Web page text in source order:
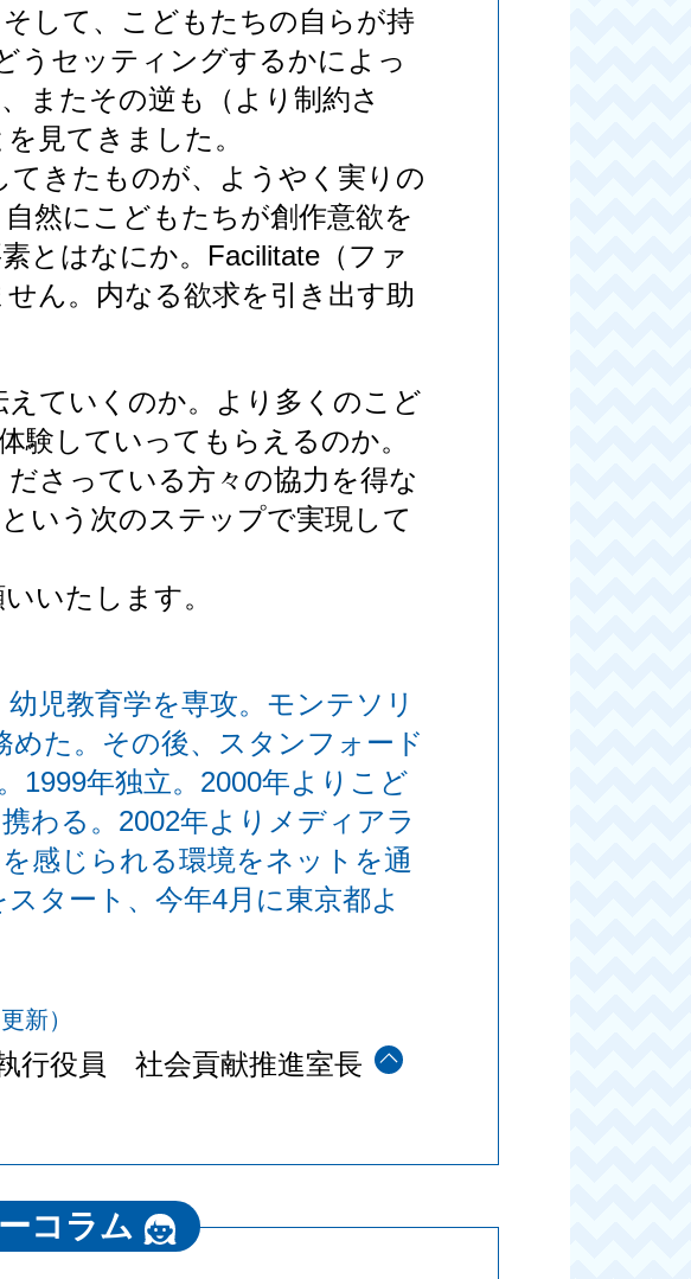
して、こどもたちの自らが持
うセッティングするかによっ
またその逆も（より制約さ
見てきました。
てきたものが、ようやく実りの
然にこどもたちが創作意欲を
とはなにか。Facilitate（ファ
ん。内なる欲求を引き出す助
ていくのか。より多くのこど
験していってもらえるのか。
さっている方々の協力を得な
いう次のステップで実現して
いたします。
児教育学を専攻。モンテソリ
た。その後、スタンフォード
1999年独立。2000年よりこど
わる。2002年よりメディアラ
感じられる環境をネットを通
タート、今年4月に東京都よ
新）
行役員 社会貢献推進室長
コラム